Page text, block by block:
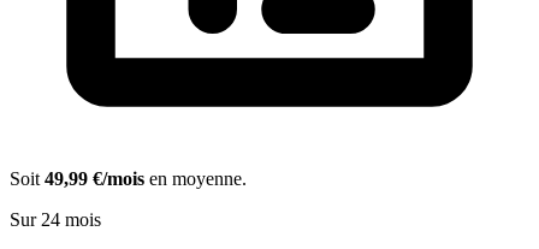
Soit 49,99 €/mois en moyenne.
Sur 24 mois